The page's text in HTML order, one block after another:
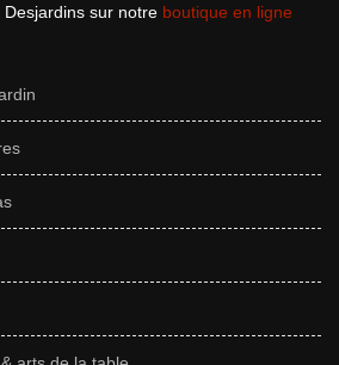
Desjardins sur notre boutique en ligne